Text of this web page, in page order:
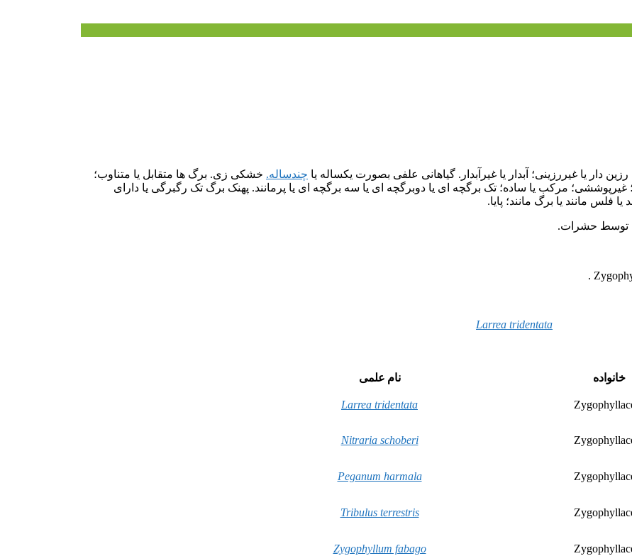
رزین دار یا غیررزینی؛ آبدار یا غیرآبدار. گیاهانی علفی بصورت یکساله یا چندساله. خشکی زی. برگ ها متقابل یا متناوب؛
غیرپوششی؛ مرکب یا ساده؛ تک برگچه ای یا دوبرگچه ای یا سه برگچه ای یا پرمانند. پهنک برگ تک رگبرگی یا دارای
فلس مانند یا برگ مانند؛ پایا.
توسط حشرات.
Larrea tridentata
خانواده نام علمی
Larrea tridentata
Nitraria schoberi
Peganum harmala
Tribulus terrestris
Zygophyllum fabago